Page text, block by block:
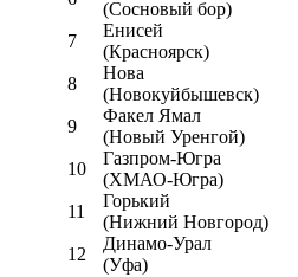
(Сосновый бор)
7
Енисей
(Красноярск)
8
Нова
(Новокуйбышевск)
9
Факел Ямал
(Новый Уренгой)
10
Газпром-Югра
(ХМАО-Югра)
11
Горький
(Нижний Новгород)
12
Динамо-Урал
(Уфа)